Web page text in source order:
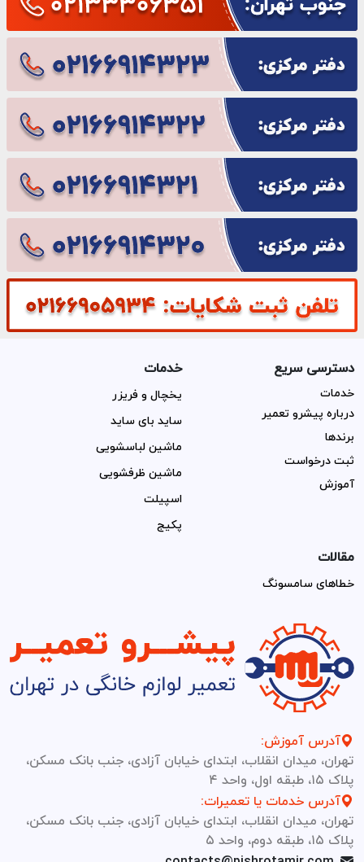
دسترسی سریع
خدمات
درباره پیشرو تعمیر
برندها
ثبت درخواست
آموزش
خدمات
یخچال و فریزر
ساید بای ساید
ماشین لباسشویی
ماشین ظرفشویی
اسپیلت
پکیج
مقالات
خطاهای سامسونگ
آدرس آموزش:
تهران، میدان انقلاب، ابتدای خیابان آزادی، جنب بانک مسکن،
پلاک ۱۵، طبقه اول، واحد ۴
آدرس خدمات یا تعمیرات:
تهران، میدان انقلاب، ابتدای خیابان آزادی، جنب بانک مسکن،
پلاک ۱۵، طبقه دوم، واحد ۵